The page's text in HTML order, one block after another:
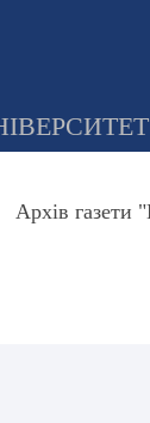
Архів газети